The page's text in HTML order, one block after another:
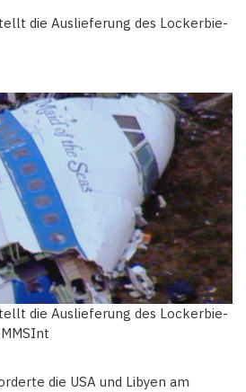
die Auslieferung des Lockerbie-
die Auslieferung des Lockerbie-
die USA und Libyen am